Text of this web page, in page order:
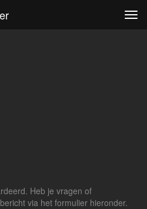
Heb je vragen of
via het formulier hieronder.